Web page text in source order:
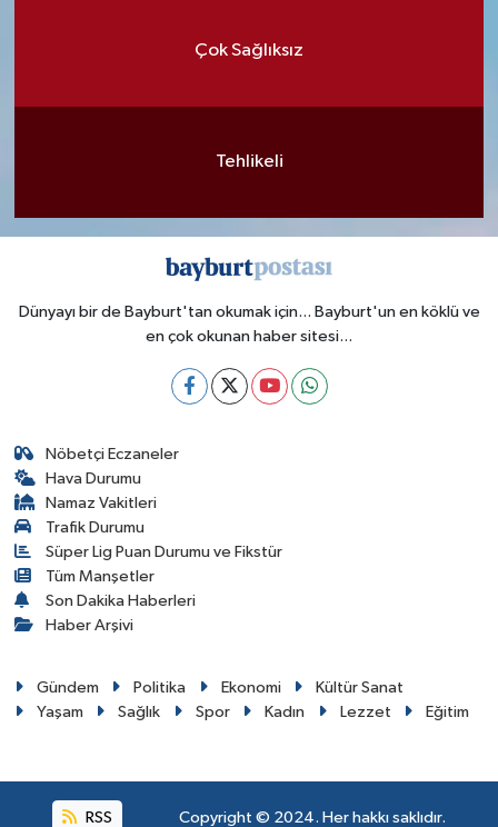
Çok Sağlıksız
Tehlikeli
Dünyayı bir de Bayburt'tan okumak için... Bayburt'un en köklü ve
en çok okunan haber sitesi...
Nöbetçi Eczaneler
Hava Durumu
Namaz Vakitleri
Trafik Durumu
Süper Lig Puan Durumu ve Fikstür
Tüm Manşetler
Son Dakika Haberleri
Haber Arşivi
Gündem Politika Ekonomi
Kültür Sanat
Yaşam
Sağlık Spor Kadın Lezzet Eğitim
RSS Copyright © 2024. Her hakkı saklıdır.